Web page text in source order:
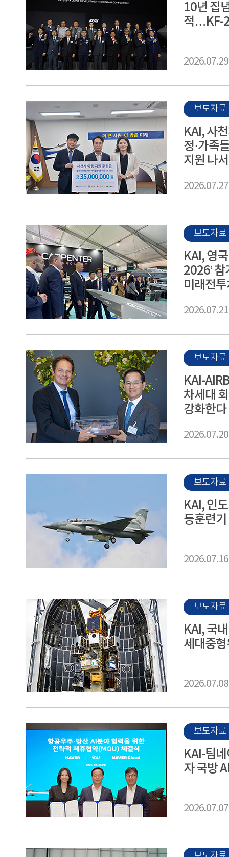
10년 집
적…KF-
2026.07.29
보도자료
KAI, 사
정·가족
지원 나서
2026.07.27
보도자료
KAI, 영
2026’
미래전
2026.07.21
보도자료
KAI-
차세대
강화한다
2026.07.20
보도자료
KAI, 인
등훈련
2026.07.16
보도자료
KAI, 국
세대중형
2026.07.08
보도자료
KAI-팀
자 국방
2026.07.07